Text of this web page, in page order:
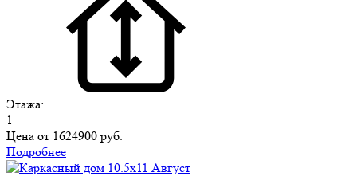
Этажа:
1
Цена от 1624900 руб.
Подробнее